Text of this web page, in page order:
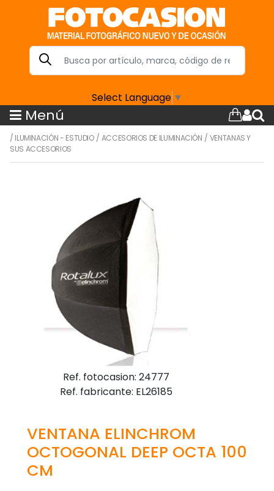
Select Language ▼
Menú
/ ILUMINACIÓN - ESTUDIO/ ACCESORIOS DE ILUMINACIÓN / VENTANAS Y
SUS ACCESORIOS
Ref. fotocasion: 24777
Ref. fabricante: EL26185
VENTANA ELINCHROM
OCTOGONAL DEEP OCTA 100
CM